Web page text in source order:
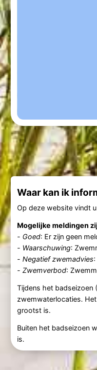
Waar kan ik
Op deze website vindt
Mogelijke meldingen
- Goed: Er zijn geen
- Waarschuwing:
- Negatief zwemadvies
- Zwemverbod:
Tijdens het badseizoen
zwemwaterlocaties.
grootst is.
Buiten het badseizoen
is.